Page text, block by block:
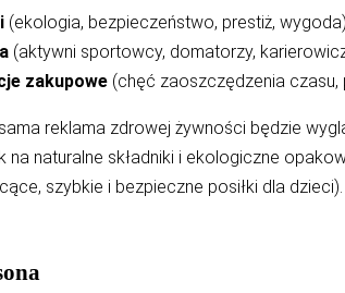
(ekologia, bezpieczeństwo, prestiż,
(aktywni sportowcy, domatorzy,
zakupowe (chęć zaoszczędzenia czasu,
reklama zdrowej żywności będzie
na naturalne składniki i ekologiczne
szybkie i bezpieczne posiłki dla dzieci).